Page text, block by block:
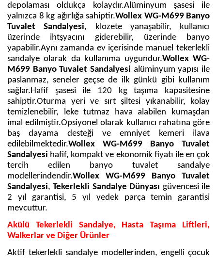
depolaması oldukça kolaydır.Alüminyum şasesi ile
yalnızca 8 kg ağırlığa sahiptir.Wollex WG-M699 Banyo
Tuvalet Sandalyesi, klozete yanaşabilir, kullanıcı
üzerinde ihtşyacını giderebilir, üzerinde banyo
yapabilir.Aynı zamanda ev içerisinde manuel tekerlekli
sandalye olarak da kullanıma uygundur.Wollex WG-
M699 Banyo Tuvalet Sandalyesi alüminyum yapısı ile
paslanmaz, seneler geçse de ilk günkü gibi kullanım
sağlar.Hafif şasesi ile 120 kg taşıma kapasitesine
sahiptir.Oturma yeri ve sırt şiltesi yıkanabilir, kolay
temizlenebilir, leke tutmaz hava alabilen kumaşdan
imal edilmiştir.Opsiyonel olarak kullanıcı rahatına göre
baş dayama desteği ve emniyet kemeri ilava
edilebilmektedir.Wollex WG-M699 Banyo Tuvalet
Sandalyesi hafif, kompakt ve ekonomik fiyatı ile en çok
tercih edilen banyo tuvalet sandalye
modellerindendir.Wollex WG-M699 Banyo Tuvalet
Sandalyesi,Tekerlekli Sandalye Dünyası güvencesi ile
2 yıl garantisi, 5 yıl yedek parça temin garantisi
mevcuttur.
Akülü Tekerlekli Sandalye, Hasta Taşıma Liftleri,
Walkerlar ve Diğer Ürünler
Aktif tekerlekli sandalye modellerinden, engelli çocuk